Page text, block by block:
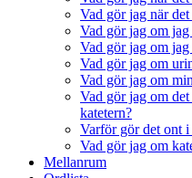
Vad gör jag när
Vad gör jag om
Vad gör jag om
Vad gör jag om
Vad gör jag om
Vad gör jag om
katetern?
Varför gör det ont i
Vad gör jag om
Mellanrum